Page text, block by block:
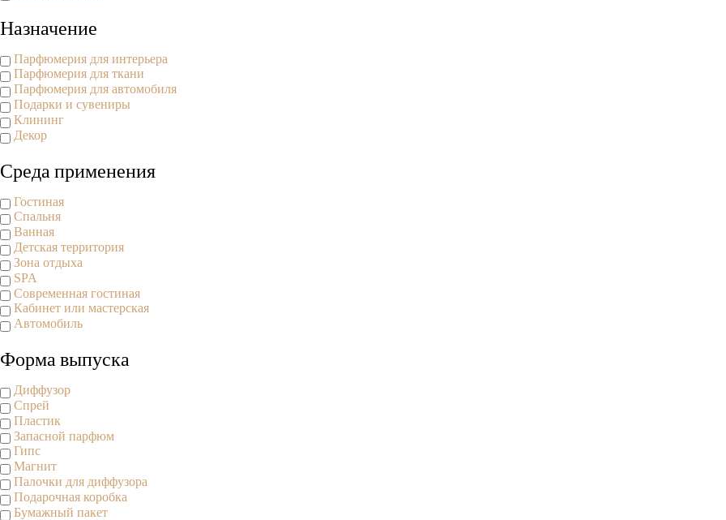
Назначение
Парфюмерия для интерьера
Парфюмерия для ткани
Парфюмерия для автомобиля
Подарки и сувениры
Клининг
Декор
Среда применения
Гостиная
Спальня
Ванная
Детская территория
Зона отдыха
SPA
Современная гостиная
Кабинет или мастерская
Автомобиль
Форма выпуска
Диффузор
Спрей
Пластик
Запасной парфюм
Гипс
Магнит
Палочки для диффузора
Подарочная коробка
Бумажный пакет